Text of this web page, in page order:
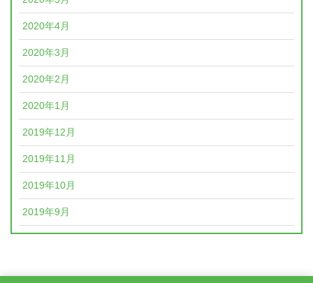
2020年4月
2020年3月
2020年2月
2020年1月
2019年12月
2019年11月
2019年10月
2019年9月